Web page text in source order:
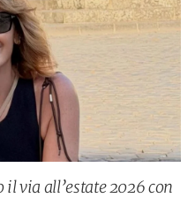
via all’estate 2026 con